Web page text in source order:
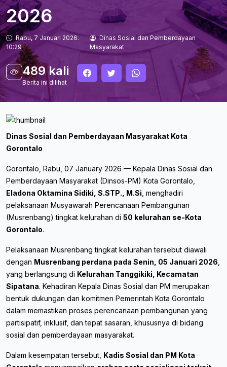
2026
Rabu, 7 Januari 2026.
10:29
Dinas Sosial dan Pemberdayaan
Masyarakat
489 kali
Berita ini dilihat
Dinas Sosial dan Pemberdayaan Masyarakat Kota
Gorontalo
Gorontalo, Rabu, 07 January 2026 — Kepala Dinas Sosial dan
Pemberdayaan Masyarakat (Dinsos-PM) Kota Gorontalo,
Eladona Oktamina Sidiki, S.STP., M.Si , menghadiri
pelaksanaan Musyawarah Perencanaan Pembangunan
(Musrenbang) tingkat kelurahan di 50 kelurahan se-Kota
Gorontalo.
Pelaksanaan Musrenbang tingkat kelurahan tersebut diawali
dengan Musrenbang perdana pada Senin, 05 Januari 2026
yang berlangsung di Kelurahan Tanggikiki, Kecamatan
Sipatana. Kehadiran Kepala Dinas Sosial dan PM merupakan
bentuk dukungan dan komitmen Pemerintah Kota Gorontalo
dalam memastikan proses perencanaan pembangunan yang
partisipatif, inklusif, dan tepat sasaran, khususnya di bidang
sosial dan pemberdayaan masyarakat.
Dalam kesempatan tersebut, Kadis Sosial dan PM Kota